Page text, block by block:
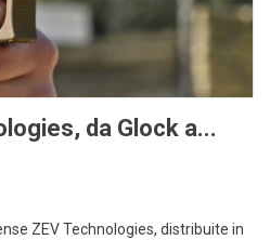
da Glock a...
ZEV Technologies, distribuite in